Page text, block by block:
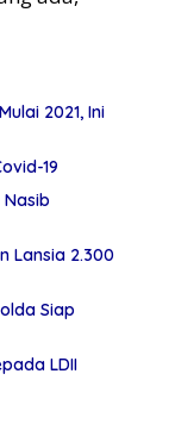
2021, Ini
19
Lansia 2.300
Siap
LDII